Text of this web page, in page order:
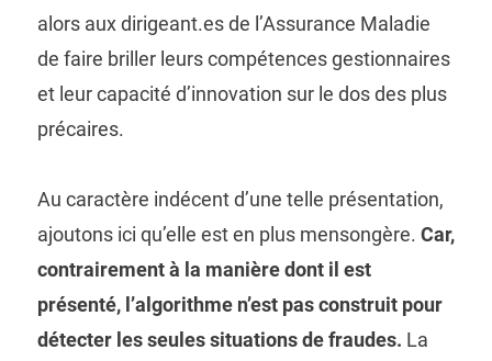
alors aux dirigeant.es de l’Assurance Maladie
de faire briller leurs compétences gestionnaires
et leur capacité d’innovation sur le dos des plus
précaires.
Au caractère indécent d’une telle présentation,
ajoutons ici qu’elle est en plus mensongère. Car,
contrairement à la manière dont il est
présenté, l’algorithme n’est pas construit pour
détecter les seules situations de fraudes. La